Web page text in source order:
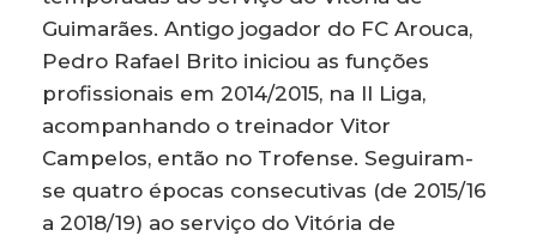
Guimarães. Antigo jogador do FC Arouca,
Pedro Rafael Brito iniciou as funções
profissionais em 2014/2015, na II Liga,
acompanhando o treinador Vitor
Campelos, então no Trofense. Seguiram-
se quatro épocas consecutivas (de 2015/16
a 2018/19) ao serviço do Vitória de